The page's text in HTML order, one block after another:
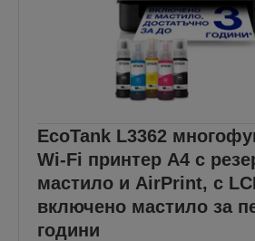
EcoTank L3362
Wi-Fi принтер A4 с
мастило и AirPrint, с
включено мастило за
години